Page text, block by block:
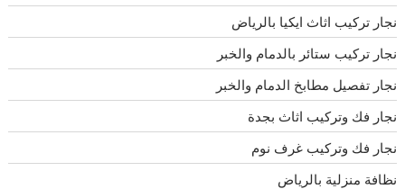
نجار تركيب اثاث ايكيا بالرياض
نجار تركيب ستائر بالدمام والخبر
نجار تفصيل مطابخ الدمام والخبر
نجار فك وتركيب اثاث بجدة
نجار فك وتركيب غرف نوم
نظافة منزلية بالرياض